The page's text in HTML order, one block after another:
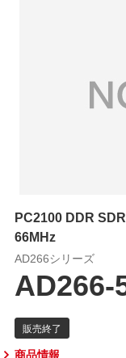
PC2100 DDR
66MHz
AD266シリーズ
AD266-
商品情報